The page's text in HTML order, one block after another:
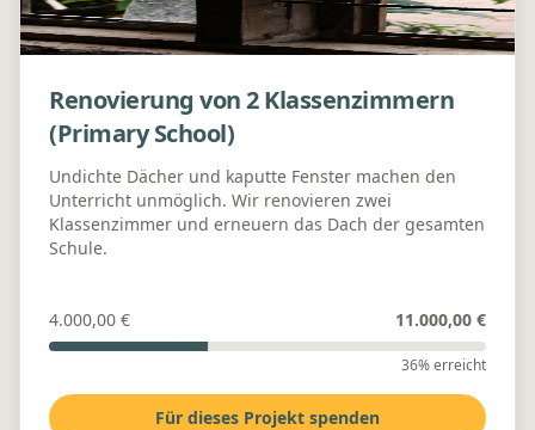
Renovierung von 2 Klassenzimmern
(Primary School)
Undichte Dächer und kaputte Fenster machen den
Unterricht unmöglich. Wir renovieren zwei
Klassenzimmer und erneuern das Dach der gesamten
Schule.
4.000,00 € 11.000,00 €
36% erreicht
Für dieses Projekt spenden